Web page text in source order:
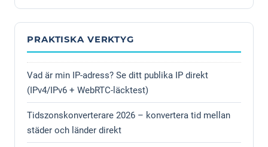
PRAKTISKA VERKTYG
Vad är min IP-adress? Se ditt publika IP direkt
(IPv4/IPv6 + WebRTC-läcktest)
Tidszonskonverterare 2026 – konvertera tid mellan
städer och länder direkt